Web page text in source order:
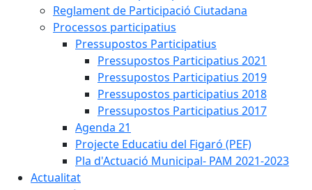
Reglament de Participació Ciutadana
Processos participatius
Pressupostos Participatius
Pressupostos Participatius 2021
Pressupostos Participatius 2019
Pressupostos participatius 2018
Pressupostos Participatius 2017
Agenda 21
Projecte Educatiu del Figaró (PEF)
Pla d'Actuació Municipal- PAM 2021-2023
Actualitat